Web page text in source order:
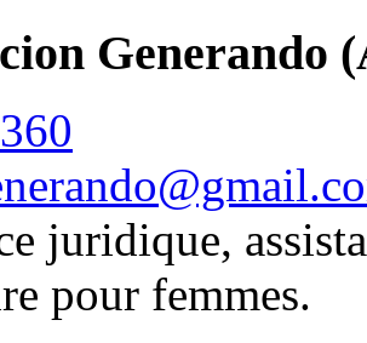
Generando
juridique,
pour femmes.